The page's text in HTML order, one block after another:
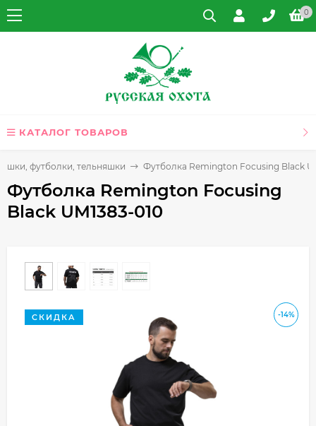
0
КАТАЛОГ ТОВАРОВ
футболки, тельняшки Футболка Remington Focusing Black
Футболка Remington Focusing
Black UM1383-010
-14%
СКИДКА